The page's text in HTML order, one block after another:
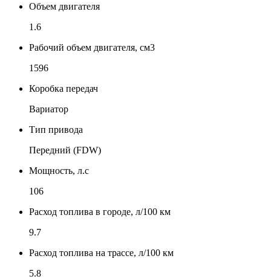
Объем двигателя
1.6
Рабочий объем двигателя, см3
1596
Коробка передач
Вариатор
Тип привода
Передний (FDW)
Мощность, л.с
106
Расход топлива в городе, л/100 км
9.7
Расход топлива на трассе, л/100 км
5.8